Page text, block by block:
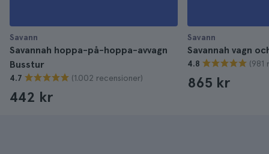
Savann
Savannah hoppa-på-hoppa-avvagn
Busstur
4.7 (1.002 recensioner)
442 kr
Savann
Savannah vagn
4.8 (981
865 kr